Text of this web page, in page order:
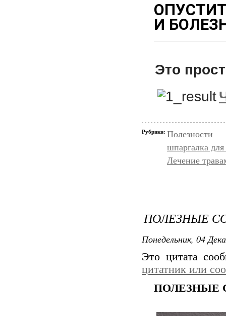
И
Это
Рубрики: Полезности
шпаргалка
Лечение
ПОЛЕЗНЫЕ
Понедельник, 04
Это цитата
цитатник или
ПОЛЕЗНЫЕ